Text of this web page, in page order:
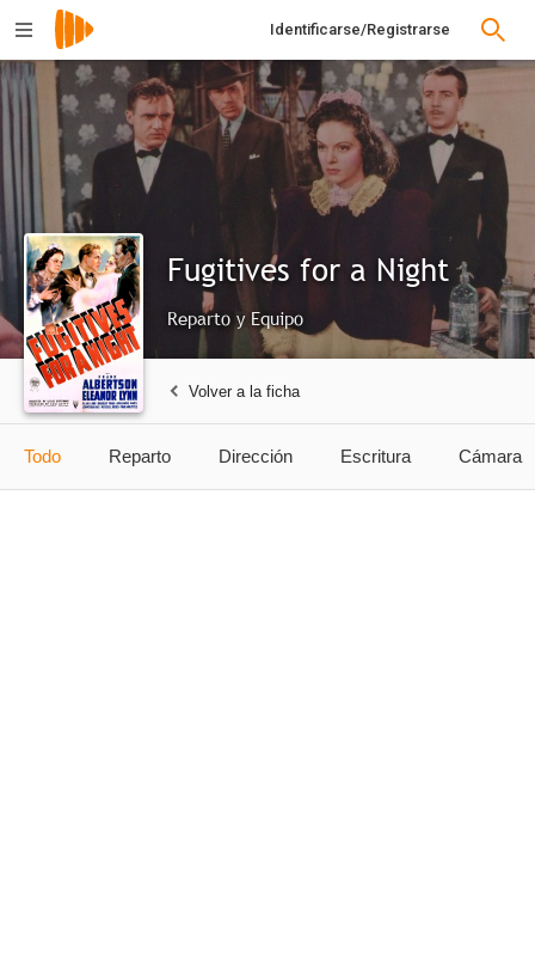
Identificarse/Registrarse
Fugitives for a Night
Reparto y Equipo
Volver a la ficha
Todo Reparto Dirección Escritura Cámara